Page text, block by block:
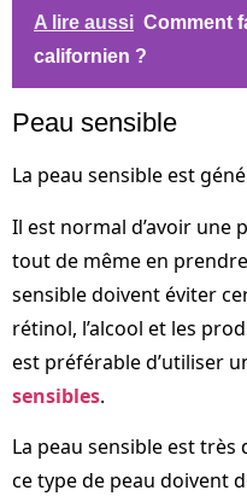
A lire aussi Comment
californien ?
Peau sensible
La peau sensible est
Il est normal d’avoir une
tout de même en
sensible doivent éviter
rétinol, l’alcool et les
est préférable d’utiliser
sensibles.
La peau sensible est très
ce type de peau doivent